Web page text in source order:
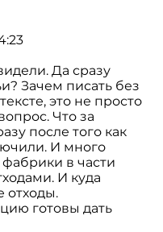
Да сразу
Зачем писать без
это не просто
Что за
после того как
И много
в части
И куда
отходы.
готовы дать